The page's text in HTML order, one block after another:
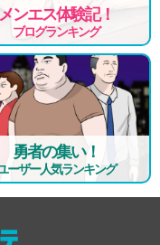
メンエス体験記！
ブログランキング
勇者の集い！
ーザー人気ランキング